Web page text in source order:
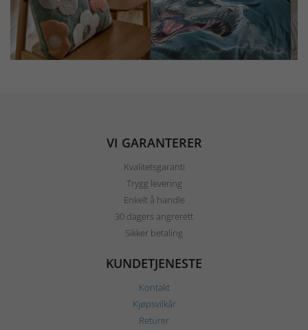
VI GARANTERER
Kvalitetsgaranti
Trygg levering
Enkelt å handle
30 dagers angrerett
Sikker betaling
KUNDETJENESTE
Kontakt
Kjøpsvilkår
Returer